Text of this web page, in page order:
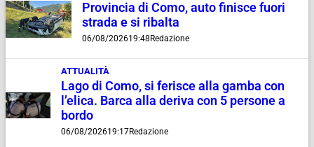
Provincia di Como, auto finisce fuori
strada e si ribalta
06/08/202619:48 Redazione
ATTUALITÀ
Lago di Como, si ferisce alla gamba con
l’elica. Barca alla deriva con 5 persone a
bordo
06/08/202619:17Redazione